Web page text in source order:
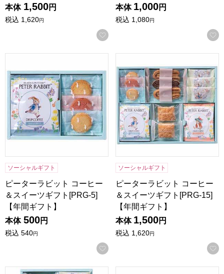
本体 1,500円
税込 1,620円
お気に入りに登録する
本体 1,000円
税込 1,080円
ソーシャルギフト
ピーターラビット コーヒー
＆スイーツギフト[PRG-5]
【年間ギフト】
本体 500円
税込 540円
お気に入りに登録する
ソーシャルギフト
ピーターラビット コーヒー
＆スイーツギフト[PRG-15]
【年間ギフト】
本体 1,500円
税込 1,620円
ピーターラビット コーヒー＆スイーツギフト[PRG-10]【年